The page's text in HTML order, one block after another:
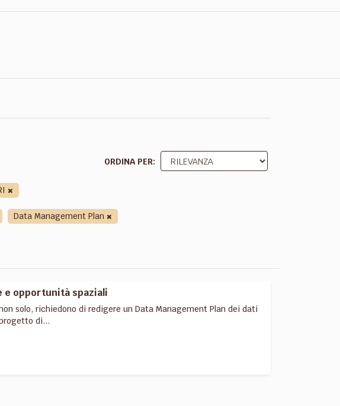
ORDINA PER
Data Management Plan
e opportunità spaziali
solo, richiedono di redigere un Data Management Plan dei dati
di...